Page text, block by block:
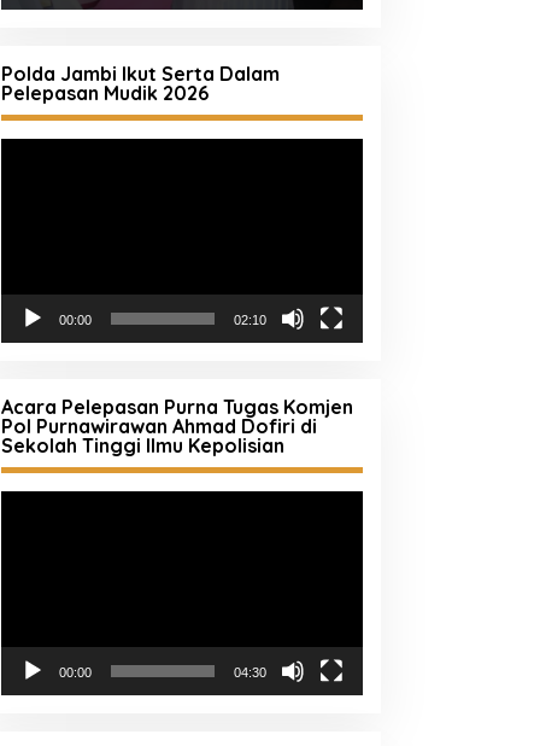
Polda Jambi Ikut Serta Dalam
Pelepasan Mudik 2026
00:00 02:10
Acara Pelepasan Purna Tugas Komjen
Pol Purnawirawan Ahmad Dofiri di
Sekolah Tinggi Ilmu Kepolisian
00:00 04:30